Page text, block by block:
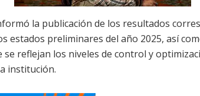
la publicación de los resultados
estados preliminares del año 2025, así
se reflejan los niveles de control y
institución.